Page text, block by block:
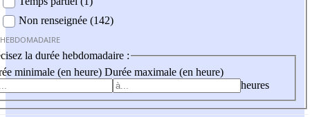
Non renseignée (142)
la durée hebdomadaire :
minimale (en heure) Durée maximale (en heure)
heures